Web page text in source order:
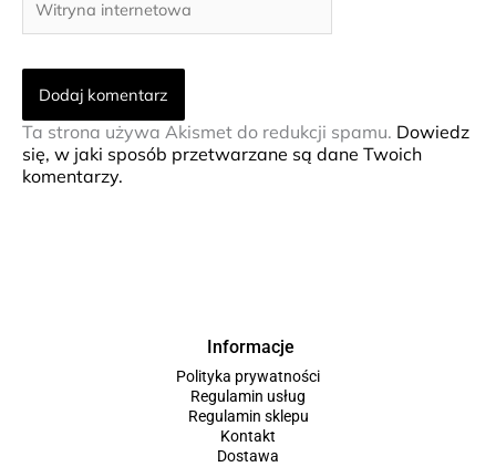
internetowa
Ta strona używa Akismet do redukcji spamu. Dowiedz
się, w jaki sposób przetwarzane są dane Twoich
komentarzy.
Informacje
Polityka prywatności
Regulamin usług
Regulamin sklepu
Kontakt
Dostawa